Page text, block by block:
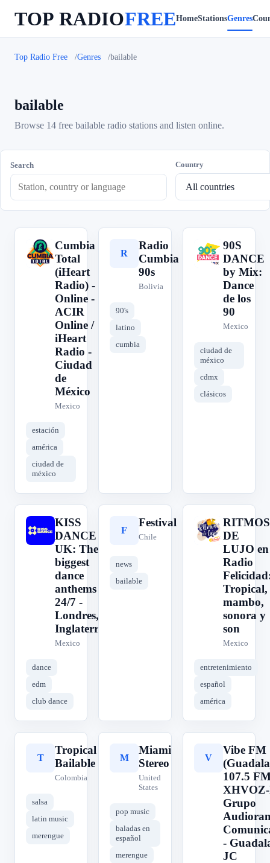
TOP RADIOFREEHomeStationsGenres
Top Radio Free Genres bailable
bailable
Browse 14 free bailable radio stations and listen online.
Search Country
C
Cumbia
Total
(iHeart
Radio) -
Online -
ACIR
Online /
iHeart
Radio -
Ciudad
de
México
Mexico
estación
américa
ciudad de
méxico
R
Radio
Cumbia
90s
Bolivia
90's
latino
cumbia
9
90S
DANCE
by Mix:
Dance
de los
90
Mexico
ciudad de
méxico
cdmx
clásicos
K
KISS
DANCE
UK: The
biggest
dance
anthems
24/7 -
Londres,
Inglaterra
Mexico
dance
edm
club dance
F
Festival
Chile
news
bailable
R
RITMOS
DE
LUJO en
Radio
Tropical,
mambo,
sonora y
son
Mexico
entretenimiento
español
américa
T
Tropical
Bailable
Colombia
salsa
latin music
merengue
M
Miami
Stereo
United
States
pop music
baladas en
español
merengue
V
Vibe FM
107.5
Grupo
-
JC